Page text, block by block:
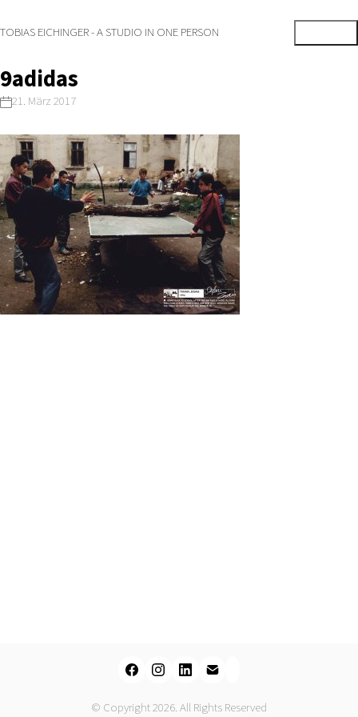
TOBIAS EICHINGER - A STUDIO IN ONE PERSON
9adidas
21. März 2017
© Copyright 2026. All Rights Reserved